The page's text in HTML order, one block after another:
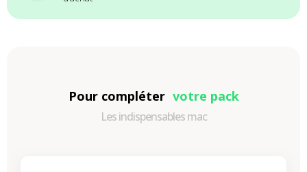
Pour compléter votre pack
Les indispensables mac